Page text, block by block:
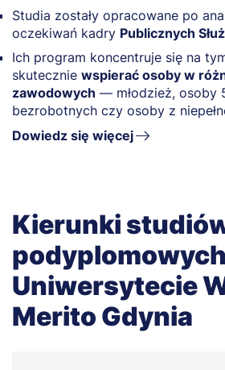
Studia zostały opracowane po
oczekiwań kadry Publicznych
Ich program koncentruje się na
skutecznie wspierać osoby w
zawodowych — młodzież, osoby
bezrobotnych czy osoby z
Dowiedz się więcej
Kierunki
Uniwersytecie
Merito Gdynia